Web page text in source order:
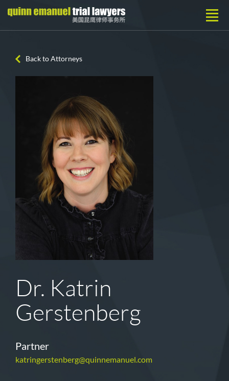
Back to Attorneys
Dr. Katrin
Gerstenberg
Partner
katringerstenberg@quinnemanuel.com